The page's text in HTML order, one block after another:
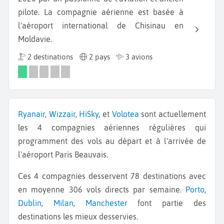
pilote. La compagnie aérienne est basée à
l'aéroport international de Chisinau en
Moldavie.
2 destinations 2 pays 3 avions
Ryanair, Wizzair, HiSky, et Volotea sont actuellement
les 4 compagnies aériennes régulières qui
programment des vols au départ et à l'arrivée de
l'aéroport Paris Beauvais.
Ces 4 compagnies desservent 78 destinations avec
en moyenne 306 vols directs par semaine. Porto,
Dublin, Milan, Manchesterfont partie des
destinations les mieux desservies.